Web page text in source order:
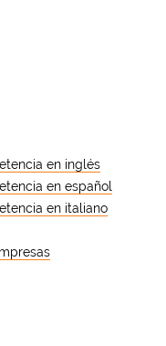
en inglés
en español
en italiano